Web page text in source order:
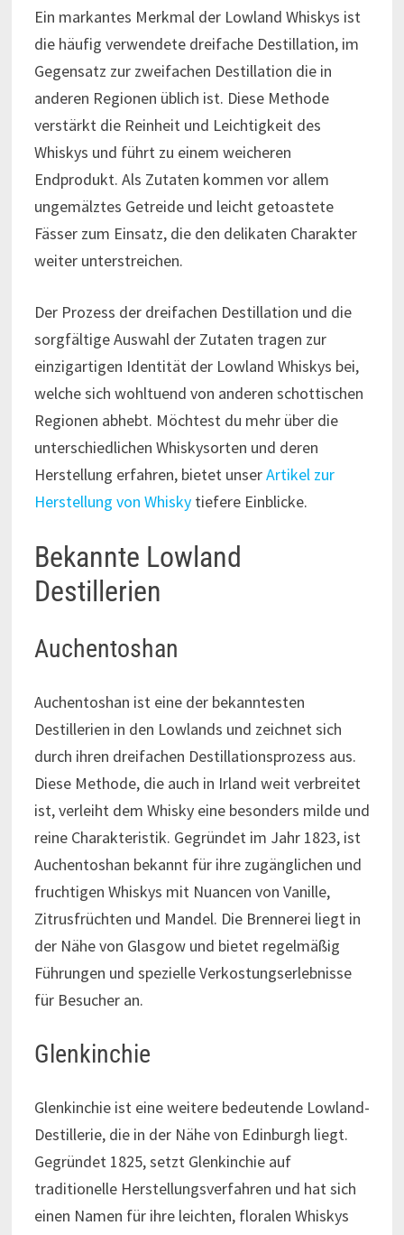
Ein markantes Merkmal der Lowland Whiskys ist
die häufig verwendete dreifache Destillation, im
Gegensatz zur zweifachen Destillation die in
anderen Regionen üblich ist. Diese Methode
verstärkt die Reinheit und Leichtigkeit des
Whiskys und führt zu einem weicheren
Endprodukt. Als Zutaten kommen vor allem
ungemälztes Getreide und leicht getoastete
Fässer zum Einsatz, die den delikaten Charakter
weiter unterstreichen.
Der Prozess der dreifachen Destillation und die
sorgfältige Auswahl der Zutaten tragen zur
einzigartigen Identität der Lowland Whiskys bei,
welche sich wohltuend von anderen schottischen
Regionen abhebt. Möchtest du mehr über die
unterschiedlichen Whiskysorten und deren
Herstellung erfahren, bietet unserArtikel zur
Herstellung von Whiskytiefere Einblicke.
Bekannte Lowland
Destillerien
Auchentoshan
Auchentoshan ist eine der bekanntesten
Destillerien in den Lowlands und zeichnet sich
durch ihren dreifachen Destillationsprozess aus.
Diese Methode, die auch in Irland weit verbreitet
ist, verleiht dem Whisky eine besonders milde und
reine Charakteristik. Gegründet im Jahr 1823, ist
Auchentoshan bekannt für ihre zugänglichen und
fruchtigen Whiskys mit Nuancen von Vanille,
Zitrusfrüchten und Mandel. Die Brennerei liegt in
der Nähe von Glasgow und bietet regelmäßig
Führungen und spezielle Verkostungserlebnisse
für Besucher an.
Glenkinchie
Glenkinchie ist eine weitere bedeutende Lowland-
Destillerie, die in der Nähe von Edinburgh liegt.
Gegründet 1825, setzt Glenkinchie auf
traditionelle Herstellungsverfahren und hat sich
einen Namen für ihre leichten, floralen Whiskys